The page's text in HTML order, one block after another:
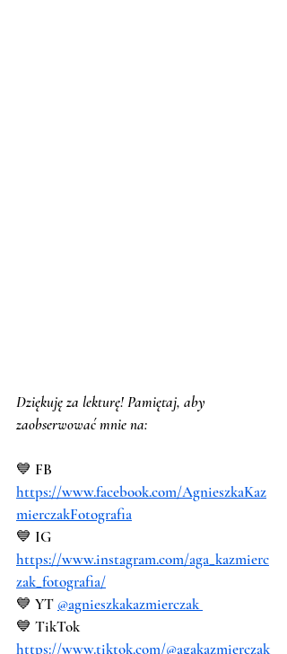
Dziękuję za lekturę! Pamiętaj, aby
zaobserwować mnie na:
💙 FB
https://www.facebook.com/AgnieszkaKaz
mierczakFotografia
💙 IG
https://www.instagram.com/aga_kazmierc
zak_fotografia/
💙 YT @agnieszkakazmierczak
💙 TikTok
https://www.tiktok.com/@agakazmierczak